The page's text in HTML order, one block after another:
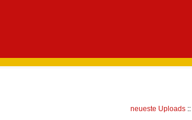
neueste Uploads ::